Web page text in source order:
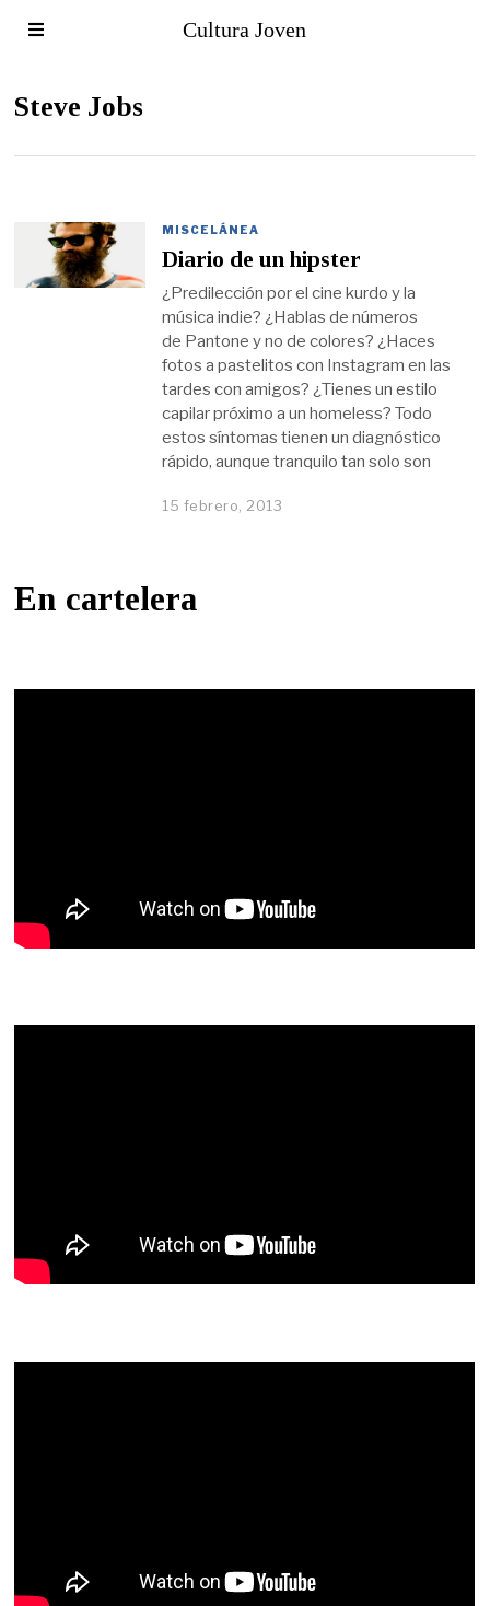
Cultura Joven
Steve Jobs
MISCELÁNEA
Diario de un hipster
¿Predilección por el cine kurdo y la
música indie? ¿Hablas de números
de Pantone y no de colores? ¿Haces
fotos a pastelitos con Instagram en las
tardes con amigos? ¿Tienes un estilo
capilar próximo a un homeless? Todo
estos síntomas tienen un diagnóstico
rápido, aunque tranquilo tan solo son
15 febrero, 2013
En cartelera